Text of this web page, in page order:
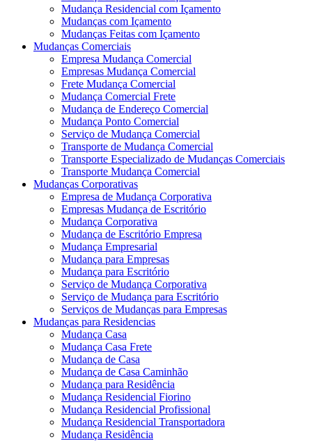
Mudança Residencial com Içamento
Mudanças com Içamento
Mudanças Feitas com Içamento
Mudanças Comerciais
Empresa Mudança Comercial
Empresas Mudança Comercial
Frete Mudança Comercial
Mudança Comercial Frete
Mudança de Endereço Comercial
Mudança Ponto Comercial
Serviço de Mudança Comercial
Transporte de Mudança Comercial
Transporte Especializado de Mudanças Comerciais
Transporte Mudança Comercial
Mudanças Corporativas
Empresa de Mudança Corporativa
Empresas Mudança de Escritório
Mudança Corporativa
Mudança de Escritório Empresa
Mudança Empresarial
Mudança para Empresas
Mudança para Escritório
Serviço de Mudança Corporativa
Serviço de Mudança para Escritório
Serviços de Mudanças para Empresas
Mudanças para Residencias
Mudança Casa
Mudança Casa Frete
Mudança de Casa
Mudança de Casa Caminhão
Mudança para Residência
Mudança Residencial Fiorino
Mudança Residencial Profissional
Mudança Residencial Transportadora
Mudança Residência